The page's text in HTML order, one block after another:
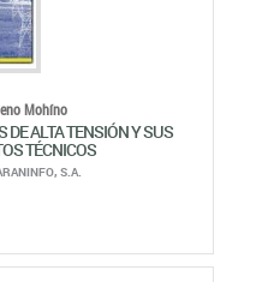
Mohíno
DE ALTA TENSIÓN Y SUS
TÉCNICOS
S.A.